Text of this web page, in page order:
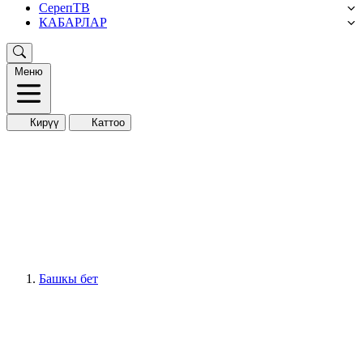
СерепТВ
КАБАРЛАР
Меню
Кирүү Каттоо
Башкы бет